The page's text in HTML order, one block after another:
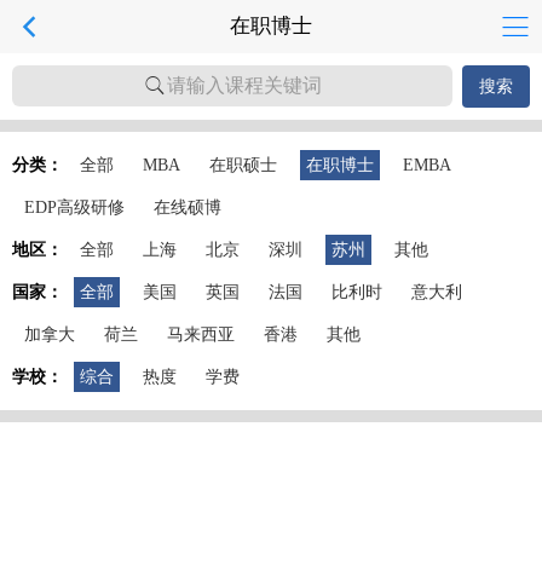
在职博士
请输入课程关键词 搜索
分类： 全部 MBA 在职硕士 在职博士 EMBA
EDP高级研修 在线硕博
地区： 全部 上海 北京 深圳 苏州 其他
国家： 全部 美国 英国 法国 比利时 意大利
加拿大 荷兰 马来西亚 香港 其他
学校： 综合 热度 学费